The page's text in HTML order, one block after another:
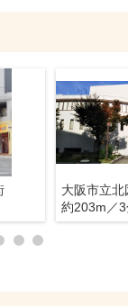
大阪市立北
約203m／